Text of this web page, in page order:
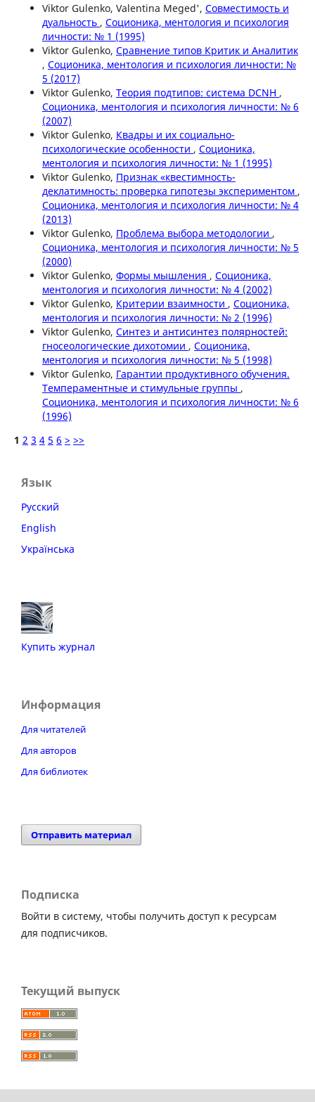
Viktor Gulenko, Valentina Meged', Совместимость и
дуальность , Соционика, ментология и психология
личности: № 1 (1995)
Viktor Gulenko, Сравнение типов Критик и Аналитик
, Соционика, ментология и психология личности: №
5 (2017)
Viktor Gulenko, Теория подтипов: система DCNH ,
Соционика, ментология и психология личности: № 6
(2007)
Viktor Gulenko, Квадры и их социально-
психологические особенности , Соционика,
ментология и психология личности: № 1 (1995)
Viktor Gulenko, Признак «квестимность-
деклатимность: проверка гипотезы экспериментом ,
Соционика, ментология и психология личности: № 4
(2013)
Viktor Gulenko, Проблема выбора методологии ,
Соционика, ментология и психология личности: № 5
(2000)
Viktor Gulenko, Формы мышления , Соционика,
ментология и психология личности: № 4 (2002)
Viktor Gulenko, Критерии взаимности , Соционика,
ментология и психология личности: № 2 (1996)
Viktor Gulenko, Синтез и антисинтез полярностей:
гносеологические дихотомии , Соционика,
ментология и психология личности: № 5 (1998)
Viktor Gulenko, Гарантии продуктивного обучения.
Темпераментные и стимульные группы ,
Соционика, ментология и психология личности: № 6
(1996)
1 2 3 4 5 6 > >>
Язык
Русский
English
Українська
Купить журнал
Информация
Для читателей
Для авторов
Для библиотек
Отправить материал
Подписка
Войти в систему, чтобы получить доступ к ресурсам
для подписчиков.
Текущий выпуск